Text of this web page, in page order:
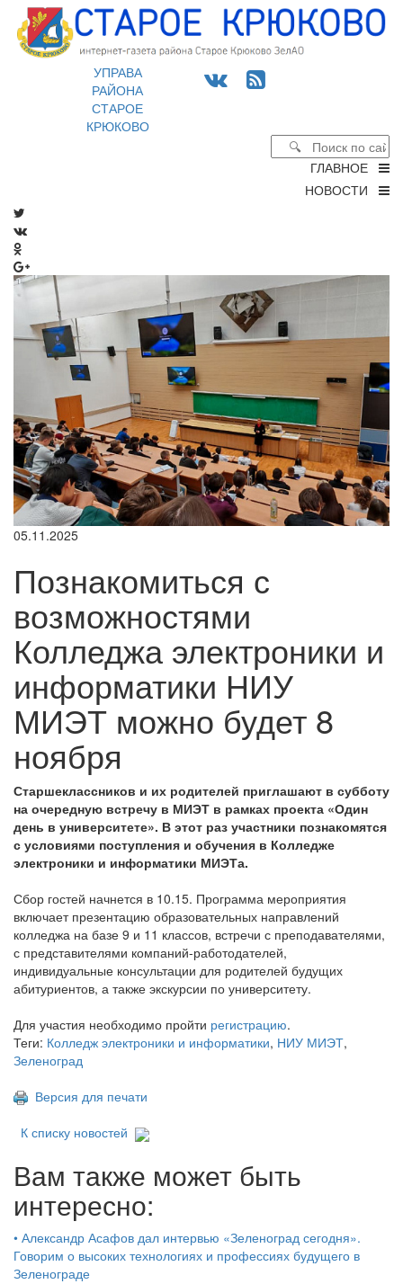
УПРАВА
РАЙОНА
СТАРОЕ
КРЮКОВО
ГЛАВНОЕ
НОВОСТИ
05.11.2025
Познакомиться с
возможностями
Колледжа электроники и
информатики НИУ
МИЭТ можно будет 8
ноября
Старшеклассников и их родителей приглашают в субботу
на очередную встречу в МИЭТ в рамках проекта «Один
день в университете». В этот раз участники познакомятся
с условиями поступления и обучения в Колледже
электроники и информатики МИЭТа.
Сбор гостей начнется в 10.15. Программа мероприятия
включает презентацию образовательных направлений
колледжа на базе 9 и 11 классов, встречи с преподавателями,
с представителями компаний-работодателей,
индивидуальные консультации для родителей будущих
абитуриентов, а также экскурсии по университету.
Для участия необходимо пройти регистрацию.
Теги: Колледж электроники и информатики, НИУ МИЭТ,
Зеленоград
Версия для печати
К списку новостей
Вам также может быть
интересно:
• Александр Асафов дал интервью «Зеленоград сегодня».
Говорим о высоких технологиях и профессиях будущего в
Зеленограде